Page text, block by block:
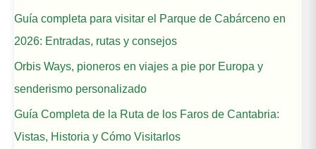
Guía completa para visitar el Parque de Cabárceno en
2026: Entradas, rutas y consejos
Orbis Ways, pioneros en viajes a pie por Europa y
senderismo personalizado
Guía Completa de la Ruta de los Faros de Cantabria:
Vistas, Historia y Cómo Visitarlos